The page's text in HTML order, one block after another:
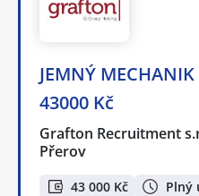
JEMNÝ
43000 Kč
Grafton Recruitment
Přerov
43 000 Kč Plný